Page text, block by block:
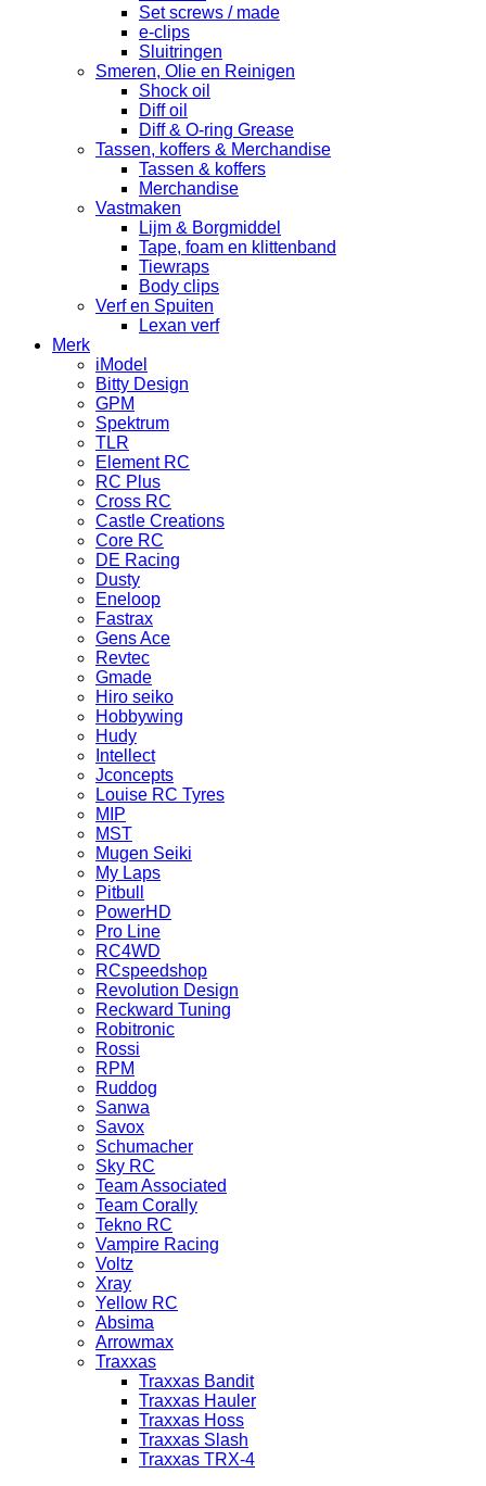
Set screws / made
e-clips
Sluitringen
Smeren, Olie en Reinigen
Shock oil
Diff oil
Diff & O-ring Grease
Tassen, koffers & Merchandise
Tassen & koffers
Merchandise
Vastmaken
Lijm & Borgmiddel
Tape, foam en klittenband
Tiewraps
Body clips
Verf en Spuiten
Lexan verf
Merk
iModel
Bitty Design
GPM
Spektrum
TLR
Element RC
RC Plus
Cross RC
Castle Creations
Core RC
DE Racing
Dusty
Eneloop
Fastrax
Gens Ace
Revtec
Gmade
Hiro seiko
Hobbywing
Hudy
Intellect
Jconcepts
Louise RC Tyres
MIP
MST
Mugen Seiki
My Laps
Pitbull
PowerHD
Pro Line
RC4WD
RCspeedshop
Revolution Design
Reckward Tuning
Robitronic
Rossi
RPM
Ruddog
Sanwa
Savox
Schumacher
Sky RC
Team Associated
Team Corally
Tekno RC
Vampire Racing
Voltz
Xray
Yellow RC
Absima
Arrowmax
Traxxas
Traxxas Bandit
Traxxas Hauler
Traxxas Hoss
Traxxas Slash
Traxxas TRX-4